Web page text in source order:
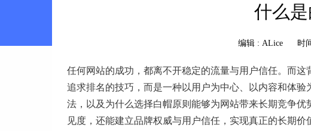
什么是
编辑 : ALice 时
任何网站的成功，都离不开稳定的流量与用户信任。而
追求排名的技巧，而是一种以用户为中心、以内容和体
法，以及为什么选择白帽原则能够为网站带来长期竞争
见度，还能建立品牌权威与用户信任，实现真正的长期价